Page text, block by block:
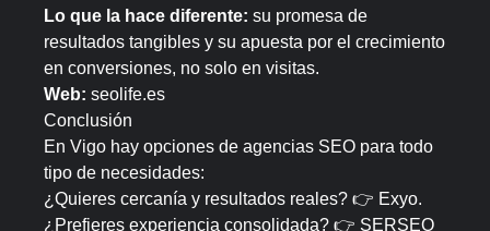
Lo que la hace diferente: su promesa de
resultados tangibles y su apuesta por el crecimiento
en conversiones, no solo en visitas.
Web: seolife.es
Conclusión
En Vigo hay opciones de agencias SEO para todo
tipo de necesidades:
¿Quieres cercanía y resultados reales? 👉 Exyo.
¿Prefieres experiencia consolidada? 👉 SERSEO